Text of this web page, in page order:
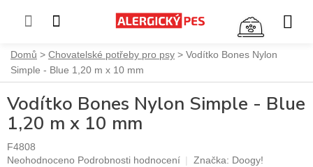
Přejít
obsah
Domů Chovatelské potřeby pro psy
Vodítko Bones Nylon
Simple - Blue 1,20 m x 10 mm
Vodítko Bones Nylon Simple - Blue
1,20 m x 10 mm
F4808
Průměrné
Neohodnoceno Podrobnosti hodnocení Značka: Doogy!